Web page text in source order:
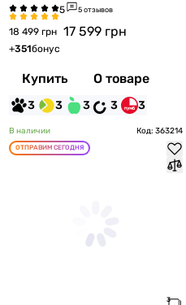
5 отзывов
18 499 грн 17 599 грн
+351бонус
Купить О товаре
3 3 3 3 3
В наличии Код: 363214
ОТПРАВИМ СЕГОДНЯ